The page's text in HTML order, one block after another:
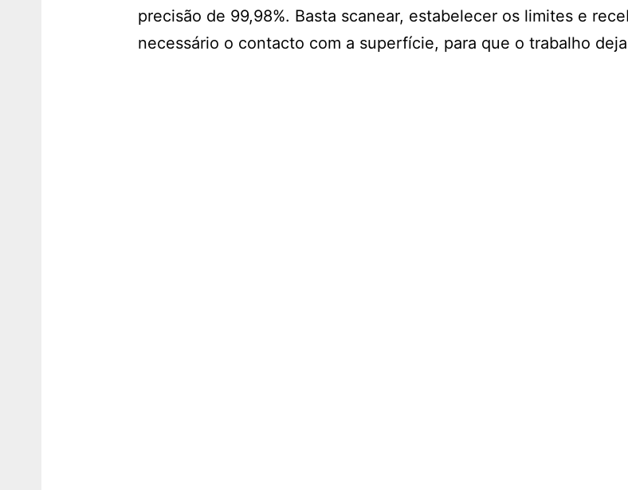
precisão de 99,98%. Basta scanear, estabelecer os limites e
necessário o contacto com a superfície, para que o trabalho